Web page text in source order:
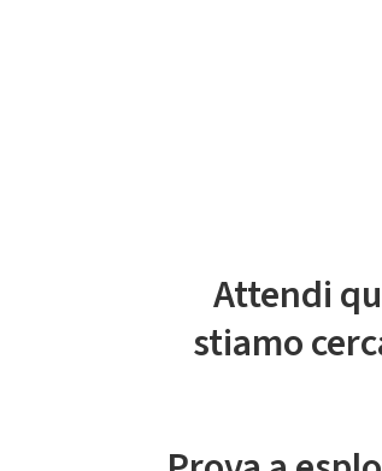
Attendi
stiamo